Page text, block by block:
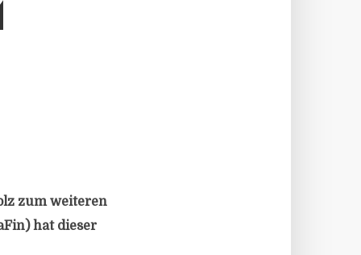
zum weiteren
hat dieser